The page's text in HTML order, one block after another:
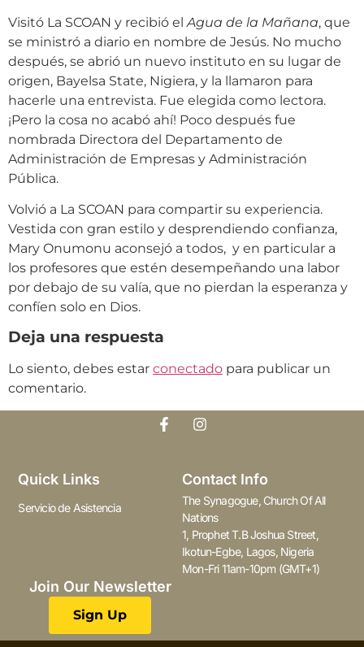
Visitó La SCOAN y recibió el Agua de la Mañana, que
se ministró a diario en nombre de Jesús. No mucho
después, se abrió un nuevo instituto en su lugar de
origen, Bayelsa State, Nigiera, y la llamaron para
hacerle una entrevista. Fue elegida como lectora.
¡Pero la cosa no acabó ahí! Poco después fue
nombrada Directora del Departamento de
Administración de Empresas y Administración
Pública.
Volvió a La SCOAN para compartir su experiencia.
Vestida con gran estilo y desprendiendo confianza,
Mary Onumonu aconsejó a todos, y en particular a
los profesores que estén desempeñando una labor
por debajo de su valía, que no pierdan la esperanza y
confíen solo en Dios.
Deja una respuesta
Lo siento, debes estar conectado para publicar un
comentario.
Quick Links
Servicio de Asistencia
Contact Info
The Synagogue, Church Of All
Nations
1, Prophet T.B Joshua Street,
Ikotun-Egbe, Lagos, Nigeria
Mon-Fri 11am-10pm (GMT+1)
Join Our Newsletter
Sign Up